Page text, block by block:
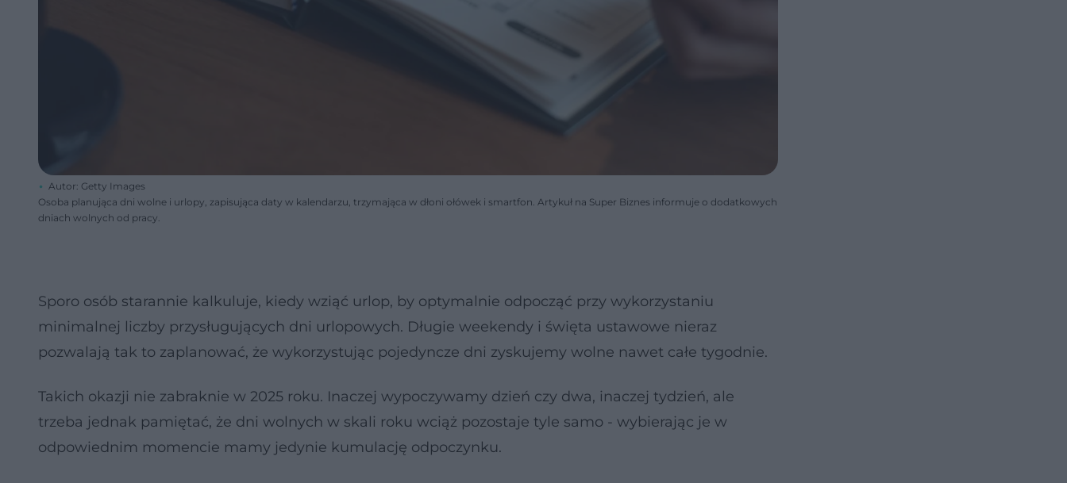
Autor: Getty Images
Osoba planująca dni wolne i urlopy, zapisująca daty w kalendarzu, trzymająca w dłoni ołówek i smartfon. Artykuł na Super Biznes informuje o dodatkowych
dniach wolnych od pracy.
Sporo osób starannie kalkuluje, kiedy wziąć urlop, by optymalnie odpocząć przy wykorzystaniu
minimalnej liczby przysługujących dni urlopowych. Długie weekendy i święta ustawowe nieraz
pozwalają tak to zaplanować, że wykorzystując pojedyncze dni zyskujemy wolne nawet całe tygodnie.
Takich okazji nie zabraknie w 2025 roku. Inaczej wypoczywamy dzień czy dwa, inaczej tydzień, ale
trzeba jednak pamiętać, że dni wolnych w skali roku wciąż pozostaje tyle samo - wybierając je w
odpowiednim momencie mamy jedynie kumulację odpoczynku.